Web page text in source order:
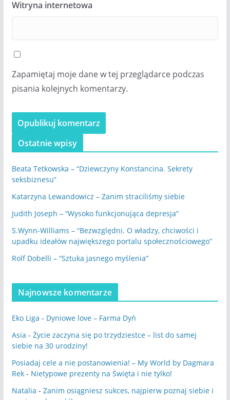
Witryna internetowa
Zapamiętaj moje dane w tej przeglądarce podczas
pisania kolejnych komentarzy.
Ostatnie wpisy
Beata Tetkowska – “Dziewczyny Konstancina. Sekrety
seksbiznesu”
Katarzyna Lewandowicz – Zanim straciliśmy siebie
Judith Joseph – “Wysoko funkcjonująca depresja”
S.Wynn-Williams – “Bezwzględni. O władzy, chciwości i
upadku ideałów największego portalu społecznościowego”
Rolf Dobelli – “Sztuka jasnego myślenia”
Najnowsze komentarze
Eko Liga - Dyniowe love – Farma Dyń
Asia - Życie zaczyna się po trzydziestce – list do samej
siebie na 30 urodziny!
Posiadaj cele a nie postanowienia! – My World by Dagmara
Rek- Nietypowe prezenty na Święta i nie tylko!
Natalia - Zanim osiągniesz sukces, najpierw poznaj siebie i